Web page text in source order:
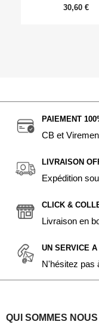
30,60 €
PAIEMENT
CB et
LIVRAISON
Expédition
CLICK &
Livraison en
UN SERVICE
N'hésitez pas
QUI SOMMES